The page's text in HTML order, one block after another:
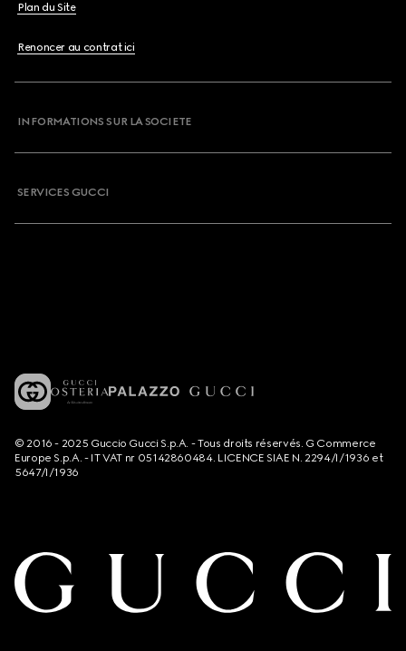
Plan du Site
Renoncer au contrat ici
INFORMATIONS SUR LA SOCIETE
SERVICES GUCCI
© 2016 - 2025 Guccio Gucci S.p.A. - Tous droits réservés. G Commerce
Europe S.p.A. - IT VAT nr 05142860484. LICENCE SIAE N. 2294/I/1936 et
5647/I/1936